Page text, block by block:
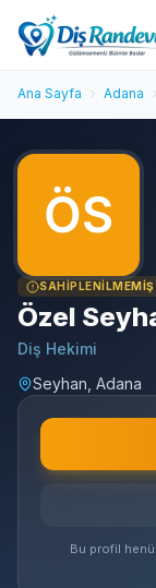
Ana Sayfa Adana
SAHIPLENILMEMIŞ
Özel
Diş Hekimi
Seyhan, Adana
Bu profil